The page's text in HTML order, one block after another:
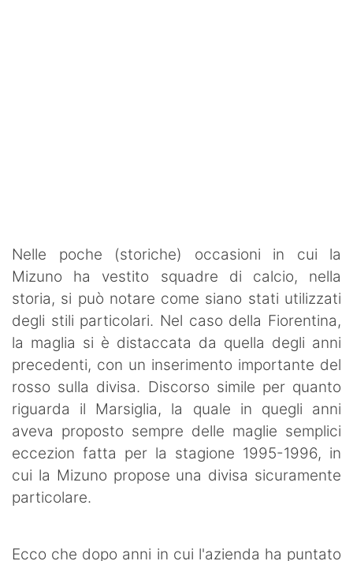
Nelle poche (storiche) occasioni in cui la
Mizuno ha vestito squadre di calcio, nella
storia, si può notare come siano stati utilizzati
degli stili particolari. Nel caso della Fiorentina,
la maglia si è distaccata da quella degli anni
precedenti, con un inserimento importante del
rosso sulla divisa. Discorso simile per quanto
riguarda il Marsiglia, la quale in quegli anni
aveva proposto sempre delle maglie semplici
eccezion fatta per la stagione 1995-1996, in
cui la Mizuno propose una divisa sicuramente
particolare.
Ecco che dopo anni in cui l'azienda ha puntato